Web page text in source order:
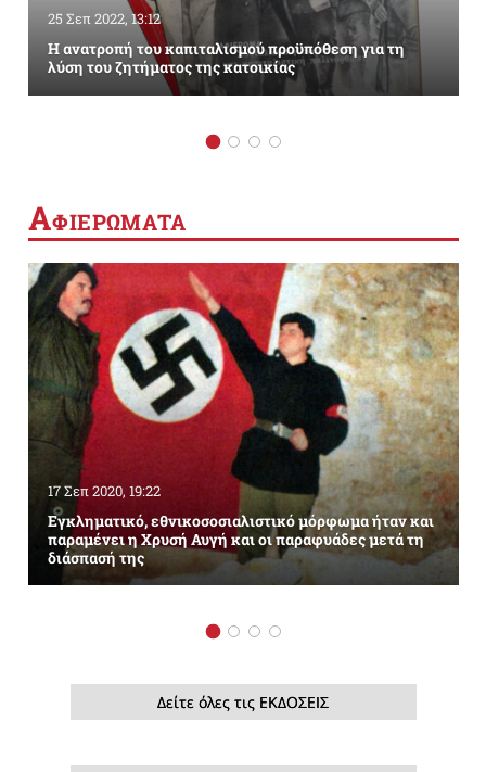
25 Σεπ 2022, 13:12
Η ανατροπή του καπιταλισμού προϋπόθεση για τη
λύση του ζητήματος της κατοικίας
ΑΦΙΕΡΩΜΑΤΑ
17 Σεπ 2020, 19:22
Εγκληματικό, εθνικοσοσιαλιστικό μόρφωμα ήταν και
παραμένει η Χρυσή Αυγή και οι παραφυάδες μετά τη
διάσπασή της
Δείτε όλες τις ΕΚΔΟΣΕΙΣ